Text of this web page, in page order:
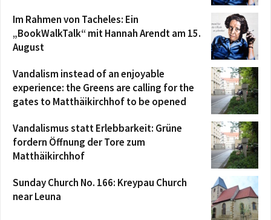
Im Rahmen von Tacheles: Ein
„BookWalkTalk“ mit Hannah Arendt am 15.
August
Vandalism instead of an enjoyable
experience: the Greens are calling for the
gates to Matthäikirchhof to be opened
Vandalismus statt Erlebbarkeit: Grüne
fordern Öffnung der Tore zum
Matthäikirchhof
Sunday Church No. 166: Kreypau Church
near Leuna